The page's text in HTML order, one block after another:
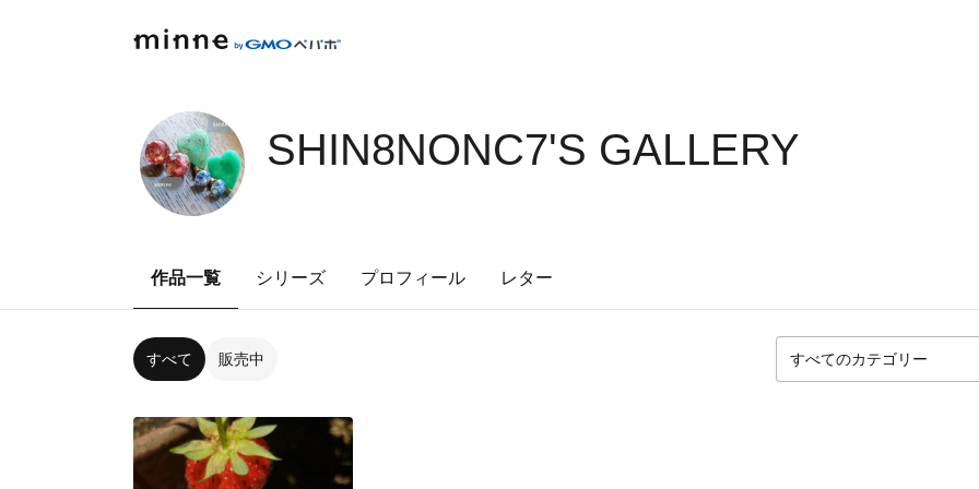
SHIN8NONC7'S GALLERY
作品一覧 シリーズ プロフィール レター
すべて 販売中